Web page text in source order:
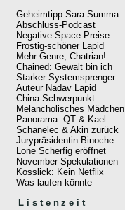
Geheimtipp Sara Summa
Abschluss-Podcast
Negative-Space-Preise
Frostig-schöner Lapid
Mehr Genre, Chatrian!
Chained: Gewalt bin ich
Starker Systemsprenger
Auteur Nadav Lapid
China-Schwerpunkt
Melancholisches Mädchen
Panorama: QT & Kael
Schanelec & Akin zurück
Jurypräsidentin Binoche
Lone Scherfig eröffnet
November-Spekulationen
Kosslick: Kein Netflix
Was laufen könnte
Listenzeit